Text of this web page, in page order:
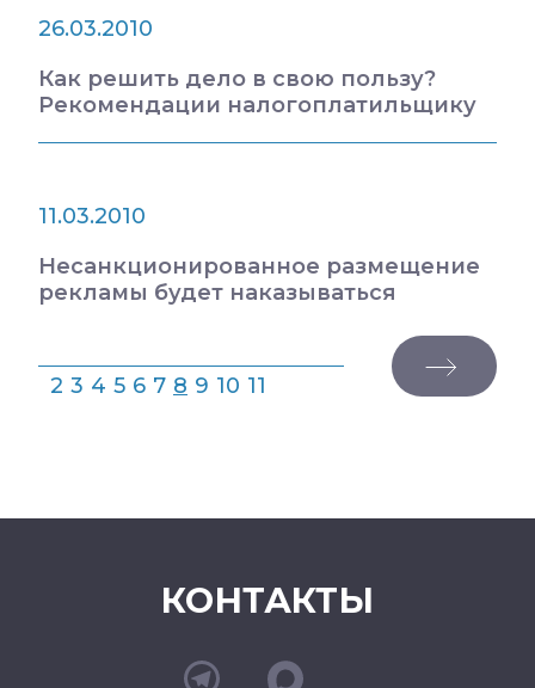
26.03.2010
Как решить дело в свою пользу?
Рекомендации налогоплатильщику
11.03.2010
Несанкционированное размещение
рекламы будет наказываться
2 3 4 5 6 7 8 9 10 11
КОНТАКТЫ